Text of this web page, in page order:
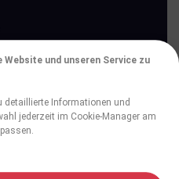
Website und unseren Service zu
detaillierte Informationen und
jederzeit im Cookie-Manager am